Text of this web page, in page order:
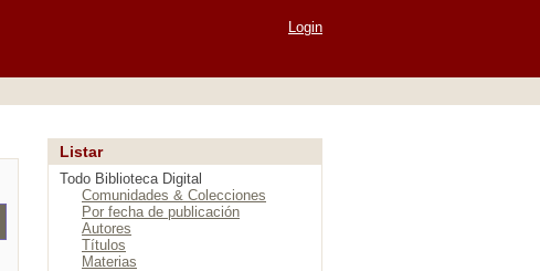
Login
Listar
Todo Biblioteca Digital
Comunidades & Colecciones
Por fecha de publicación
Autores
Títulos
Materias